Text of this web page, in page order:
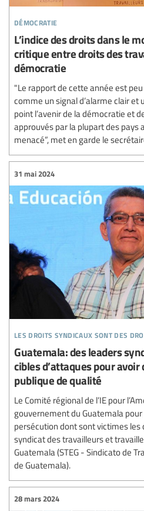
démocratie
L’indice des droits dans le
critique entre droits des
démocratie
"Le rapport de cette année est
comme un signal d’alarme clair et
point l’avenir de la démocratie et
approuvés par la plupart des pays
menacé”, met en garde le
les droits syndicaux sont des
31 mai 2024
Guatemala: des leaders
cibles d’attaques pour
publique de qualité
Le Comité régional de l’IE pour
gouvernement du Guatemala
persécution dont sont victimes
syndicat des travailleurs et
Guatemala (STEG - Sindicato de
de Guatemala).
28 mars 2024